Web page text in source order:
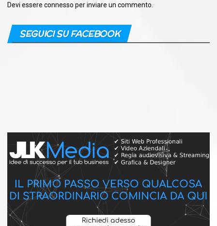
Devi essere connesso per inviare un commento.
SEGUICI SU FACEBOOK